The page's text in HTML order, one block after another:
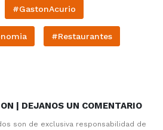
#GastonAcurio
#Restaurantes
| DEJANOS UN COMENTARIO
son de exclusiva responsabilidad de